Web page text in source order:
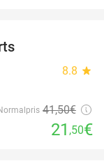
8.8 star
41,50€
21 ,50€